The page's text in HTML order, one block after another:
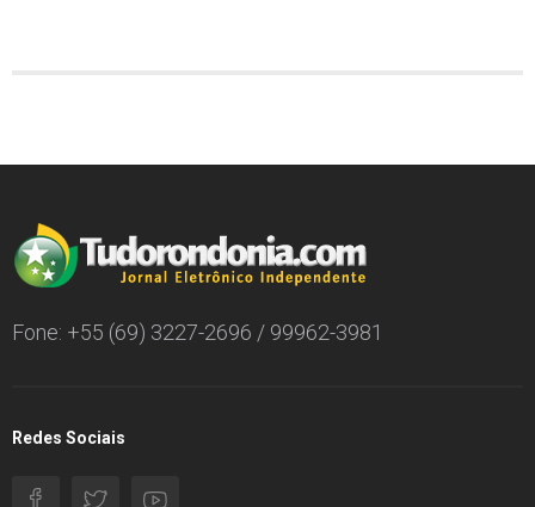
Fone: +55 (69) 3227-2696 / 99962-3981
Redes Sociais